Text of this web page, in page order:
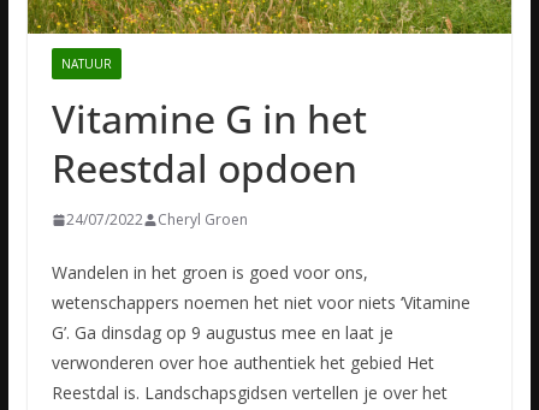
NATUUR
Vitamine G in het
Reestdal opdoen
24/07/2022 Cheryl Groen
Wandelen in het groen is goed voor ons,
wetenschappers noemen het niet voor niets ‘Vitamine
G’. Ga dinsdag op 9 augustus mee en laat je
verwonderen over hoe authentiek het gebied Het
Reestdal is. Landschapsgidsen vertellen je over het